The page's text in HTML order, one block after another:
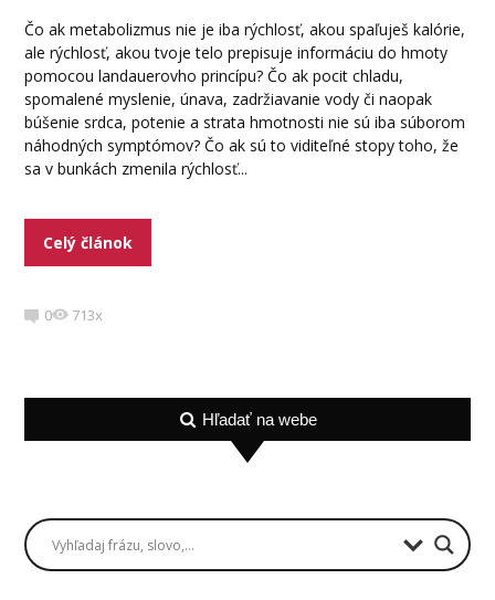
Čo ak metabolizmus nie je iba rýchlosť, akou spaľuješ kalórie,
ale rýchlosť, akou tvoje telo prepisuje informáciu do hmoty
pomocou landauerovho princípu? Čo ak pocit chladu,
spomalené myslenie, únava, zadržiavanie vody či naopak
búšenie srdca, potenie a strata hmotnosti nie sú iba súborom
náhodných symptómov? Čo ak sú to viditeľné stopy toho, že
sa v bunkách zmenila rýchlosť...
Celý článok
0 713x
Hľadať na webe